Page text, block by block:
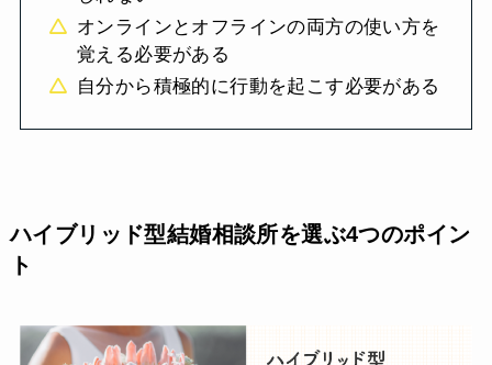
オンラインとオフラインの両方の使い方を
覚える必要がある
自分から積極的に行動を起こす必要がある
ハイブリッド型結婚相談所を選ぶ4つのポイン
ト